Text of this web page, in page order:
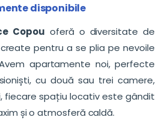
disponibile
Copou oferă o diversitate de
pentru a se plia pe nevoile
apartamente noi, perfecte
cu două sau trei camere,
fiecare spațiu locativ este gândit
și o atmosferă caldă.